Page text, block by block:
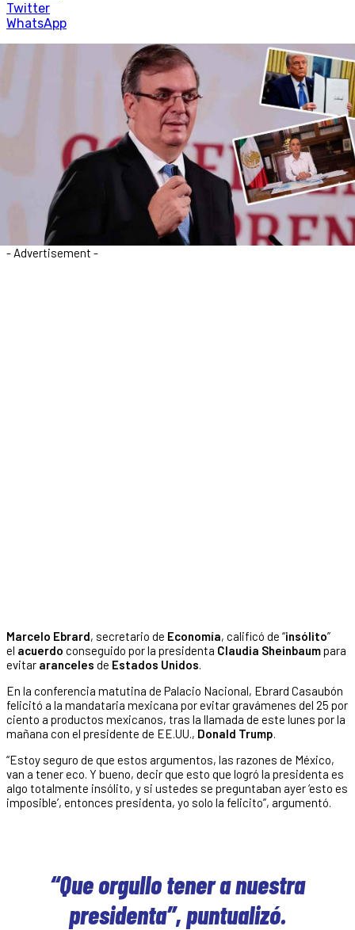
Twitter
WhatsApp
- Advertisement -
Marcelo Ebrard, secretario de Economía, calificó de “insólito”
el acuerdo conseguido por la presidenta Claudia Sheinbaumpara
evitar aranceles de Estados Unidos.
En la conferencia matutina de Palacio Nacional, Ebrard Casaubón
felicitó a la mandataria mexicana por evitar gravámenes del 25 por
ciento a productos mexicanos, tras la llamada de este lunes por la
mañana con el presidente de EE.UU., Donald Trump.
“Estoy seguro de que estos argumentos, las razones de México,
van a tener eco. Y bueno, decir que esto que logró la presidenta es
algo totalmente insólito, y si ustedes se preguntaban ayer ‘esto es
imposible’, entonces presidenta, yo solo la felicito”, argumentó.
“Que orgullo tener a nuestra
presidenta”, puntualizó.